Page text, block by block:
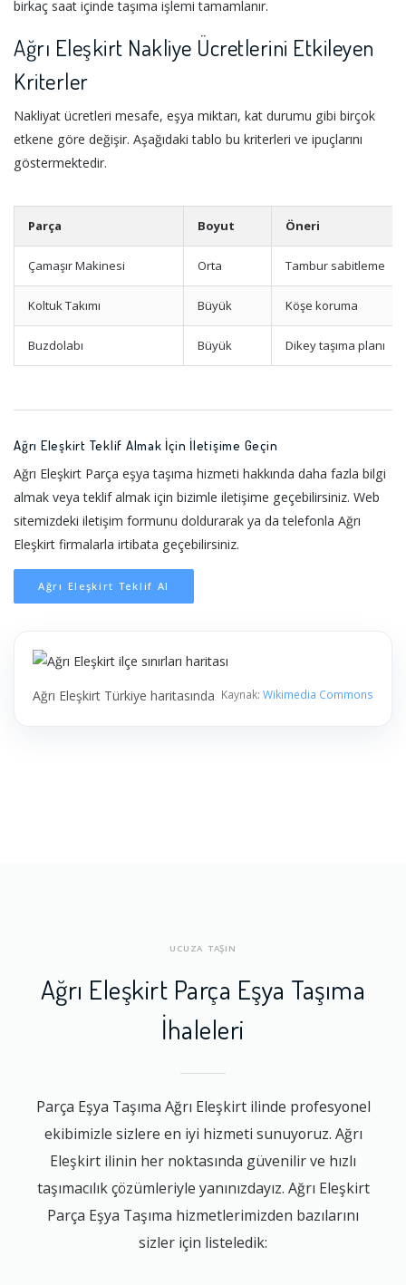
birkaç saat içinde taşıma işlemi tamamlanır.
Ağrı Eleşkirt Nakliye Ücretlerini Etkileyen
Kriterler
Nakliyat ücretleri mesafe, eşya miktarı, kat durumu gibi birçok
etkene göre değişir. Aşağıdaki tablo bu kriterleri ve ipuçlarını
göstermektedir.
Parça Boyut Öneri
Çamaşır Makinesi Orta Tambur sabitleme
Koltuk Takımı Büyük Köşe koruma
Buzdolabı Büyük Dikey taşıma planı
Ağrı Eleşkirt Teklif Almak İçin İletişime Geçin
Ağrı Eleşkirt Parça eşya taşıma hizmeti hakkında daha fazla bilgi
almak veya teklif almak için bizimle iletişime geçebilirsiniz. Web
sitemizdeki iletişim formunu doldurarak ya da telefonla Ağrı
Eleşkirt firmalarla irtibata geçebilirsiniz.
Ağrı Eleşkirt Teklif Al
Ağrı Eleşkirt Türkiye haritasında Kaynak: Wikimedia Commons
UCUZA TAŞIN
Ağrı Eleşkirt Parça Eşya Taşıma
İhaleleri
Parça Eşya Taşıma Ağrı Eleşkirt ilinde profesyonel
ekibimizle sizlere en iyi hizmeti sunuyoruz. Ağrı
Eleşkirt ilinin her noktasında güvenilir ve hızlı
taşımacılık çözümleriyle yanınızdayız. Ağrı Eleşkirt
Parça Eşya Taşıma hizmetlerimizden bazılarını
sizler için listeledik: